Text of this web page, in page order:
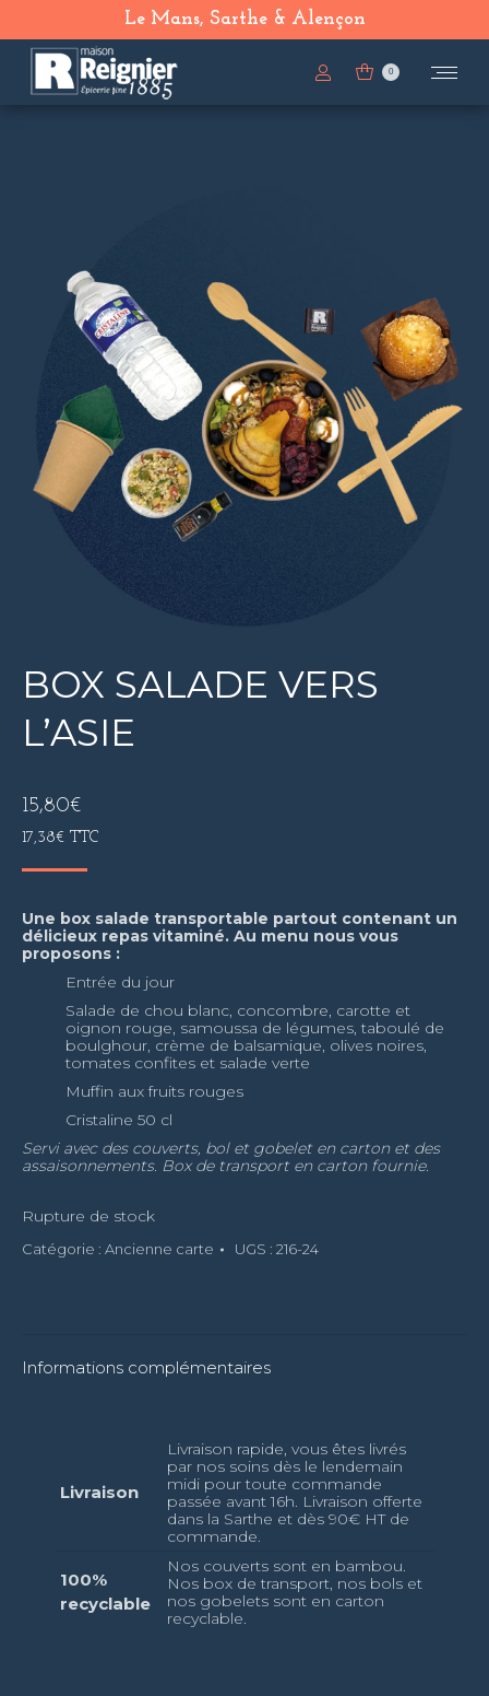
Le Mans, Sarthe & Alençon
0
BOX SALADE VERS
L’ASIE
15,80€
17,38€ TTC
Une box salade transportable partout contenant un
délicieux repas vitaminé. Au menu nous vous
proposons :
Entrée du jour
Salade de chou blanc, concombre, carotte et
oignon rouge, samoussa de légumes, taboulé de
boulghour, crème de balsamique, olives noires,
tomates confites et salade verte
Muffin aux fruits rouges
Cristaline 50 cl
Servi avec des couverts, bol et gobelet en carton et des
assaisonnements. Box de transport en carton fournie.
Rupture de stock
Catégorie : Ancienne carte UGS : 216-24
Informations complémentaires
Livraison
Livraison rapide, vous êtes livrés
par nos soins dès le lendemain
midi pour toute commande
passée avant 16h. Livraison offerte
dans la Sarthe et dès 90€ HT de
commande.
100%
recyclable
Nos couverts sont en bambou.
Nos box de transport, nos bols et
nos gobelets sont en carton
recyclable.